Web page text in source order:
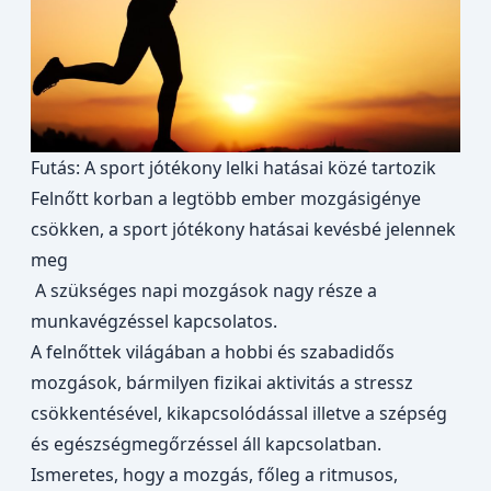
Futás: A sport jótékony lelki hatásai közé tartozik
Felnőtt korban a legtöbb ember mozgásigénye
csökken, a sport jótékony hatásai kevésbé jelennek
meg
A szükséges napi mozgások nagy része a
munkavégzéssel kapcsolatos.
A felnőttek világában a hobbi és szabadidős
mozgások, bármilyen fizikai aktivitás a stressz
csökkentésével, kikapcsolódással illetve a szépség
és egészségmegőrzéssel áll kapcsolatban.
Ismeretes, hogy a mozgás, főleg a ritmusos,